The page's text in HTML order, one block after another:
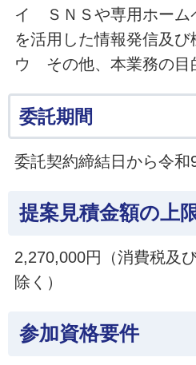
イ ＳＮＳや専用ホーム
を活用した情報発信及
ウ その他、本業務の目
委託期間
委託契約締結日から令和
提案見積金額の上
2,270,000円（消費税及
除く）
参加資格要件